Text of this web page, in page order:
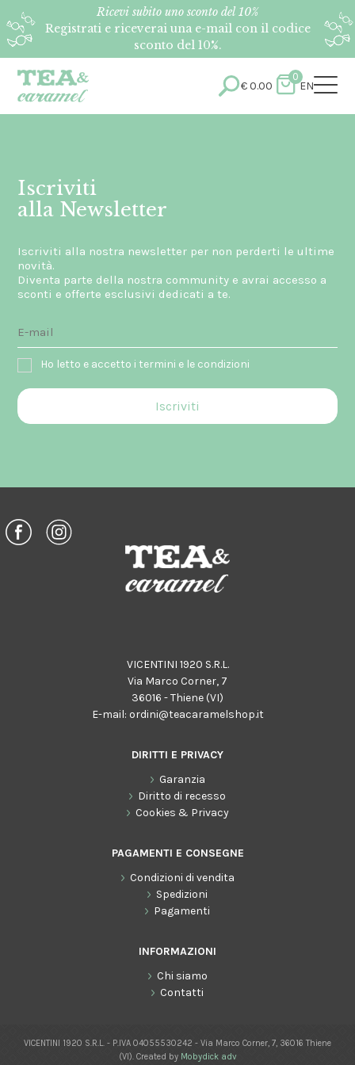
Ricevi subito uno sconto del 10%
Registrati e riceverai una e-mail con il codice
sconto del 10%.
€0.00
0
EN
Iscriviti
alla Newsletter
Iscriviti alla nostra newsletter per non perderti le ultime
novità.
Diventa parte della nostra community e avrai accesso a
sconti e offerte esclusivi dedicati a te.
Ho letto e accetto i termini e le condizioni
VICENTINI 1920 S.R.L.
Via Marco Corner, 7
36016 - Thiene (VI)
E-mail: ordini@teacaramelshop.it
DIRITTI E PRIVACY
Garanzia
Diritto di recesso
Cookies & Privacy
PAGAMENTI E CONSEGNE
Condizioni di vendita
Spedizioni
Pagamenti
INFORMAZIONI
Chi siamo
Contatti
VICENTINI 1920 S.R.L. - P.IVA 04055530242 - Via Marco Corner, 7, 36016 Thiene
(VI). Created by Mobydick adv